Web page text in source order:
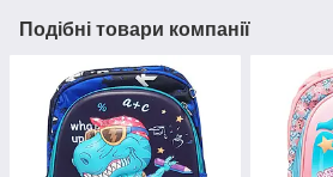
Подібні товари компанії